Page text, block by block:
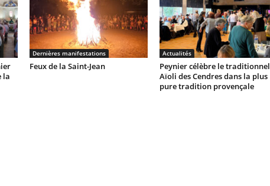
la
Dernières manifestations
Feux de la Saint-Jean
Actualités
Peynier célèbre le traditionnel
Aïoli des Cendres dans la plus
pure tradition provençale